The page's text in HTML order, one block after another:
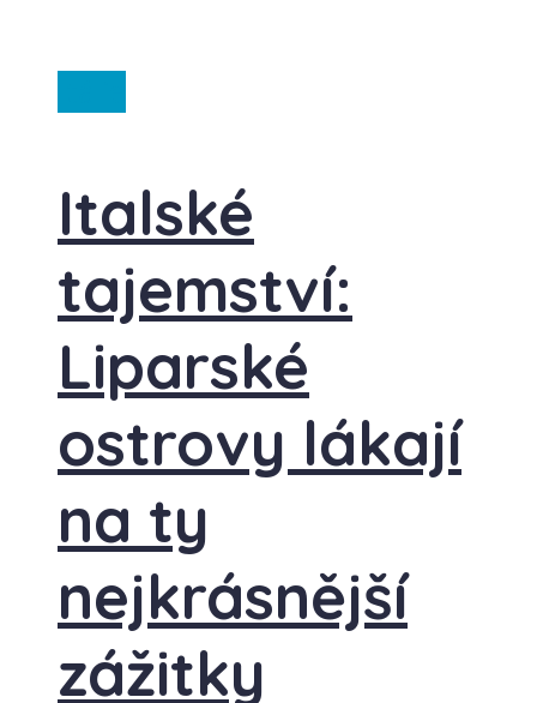
Italské
tajemství:
Liparské
ostrovy lákají
na ty
nejkrásnější
zážitky